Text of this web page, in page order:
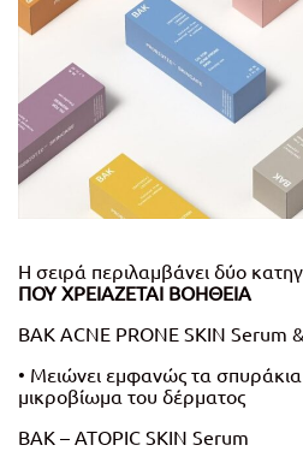
Η σειρά περιλαμβάνει δύο
ΠΟΥ ΧΡΕΙΑΖΕΤΑΙ ΒΟΗΘΕΙΑ
ΒΑΚ ACNE PRONE SKIN Serum
• Μειώνει εμφανώς τα
μικροβίωμα του δέρματος
ΒΑΚ – ATOPIC SKIN Serum